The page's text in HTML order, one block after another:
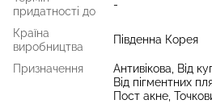
придатності до
-
Країна
виробництва
Південна Корея
Призначення
Антивікова, Від
Від пігментних
Пост акне,